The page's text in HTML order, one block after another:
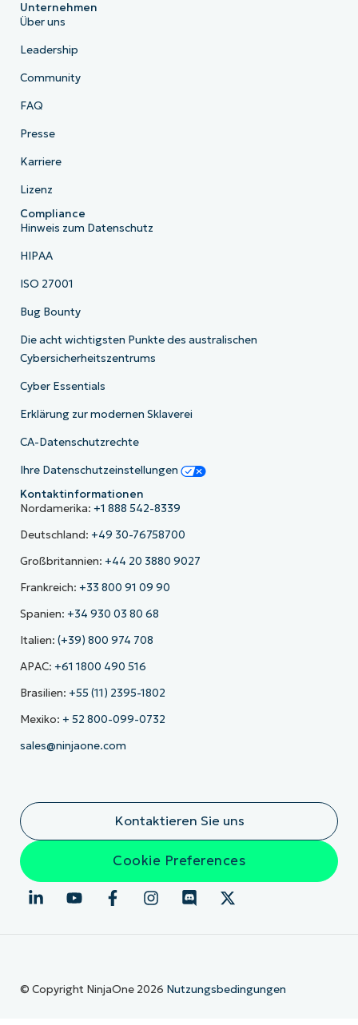
Unternehmen
Über uns
Leadership
Community
FAQ
Presse
Karriere
Lizenz
Compliance
Hinweis zum Datenschutz
HIPAA
ISO 27001
Bug Bounty
Die acht wichtigsten Punkte des australischen
Cybersicherheitszentrums
Cyber Essentials
Erklärung zur modernen Sklaverei
CA-Datenschutzrechte
Ihre Datenschutzeinstellungen
Kontaktinformationen
Nordamerika: +1 888 542-8339
Deutschland: +49 30-76758700
Großbritannien: +44 20 3880 9027
Frankreich: +33 800 91 09 90
Spanien: +34 930 03 80 68
Italien: (+39) 800 974 708
APAC: +61 1800 490 516
Brasilien: +55 (11) 2395-1802
Mexiko: + 52 800-099-0732
sales@ninjaone.com
Kontaktieren Sie uns
Cookie Preferences
© Copyright NinjaOne 2026 Nutzungsbedingungen